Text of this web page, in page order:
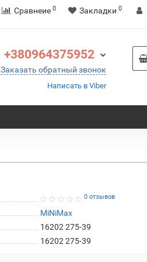
Сравнеие 0 Закладки 0
+380964375952
Заказать обратный звонок
Написать в Viber
0 отзывов
MiNiMax
16202 275-39
16202 275-39